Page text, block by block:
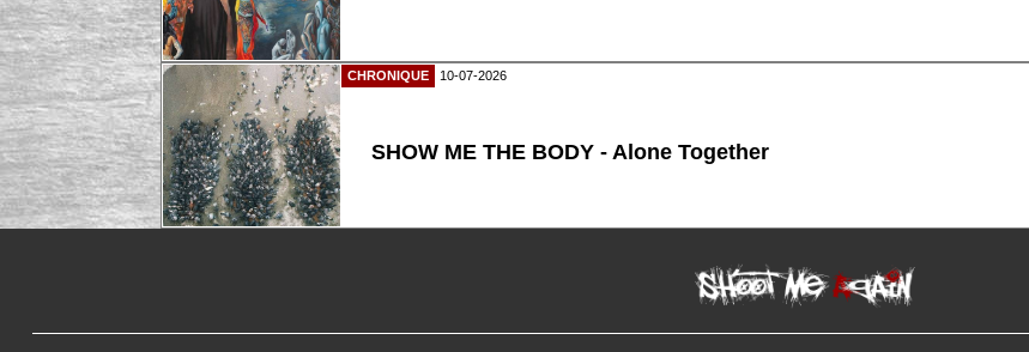
CHRONIQUE 10-07-2026
SHOW ME THE BODY - Alone Together